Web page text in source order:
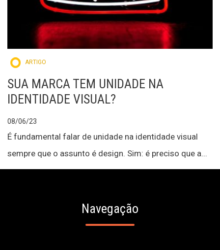
ARTIGO
SUA MARCA TEM UNIDADE NA
IDENTIDADE VISUAL?
08/06/23
É fundamental falar de unidade na identidade visual
sempre que o assunto é design. Sim: é preciso que a...
Navegação